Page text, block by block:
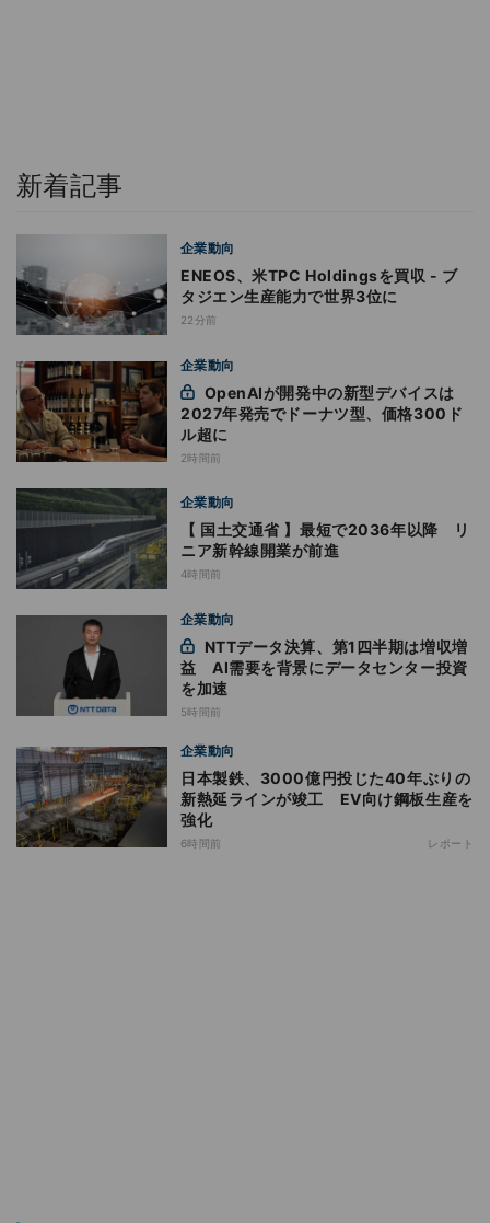
新着記事
企業動向
ENEOS、米TPC Holdingsを買収 - ブ
タジエン生産能力で世界3位に
22分前
企業動向
2027年発売でドーナツ型、価格300ド
ル超に
2時間前
企業動向
【 国土交通省 】最短で2036年以降 リ
ニア新幹線開業が前進
4時間前
企業動向
益 AI需要を背景にデータセンター投資
を加速
5時間前
企業動向
日本製鉄、3000億円投じた40年ぶりの
新熱延ラインが竣工 EV向け鋼板生産を
強化
6時間前 レポート